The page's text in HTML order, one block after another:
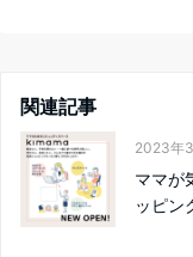
関連記事
2023年
ママが
ッピン